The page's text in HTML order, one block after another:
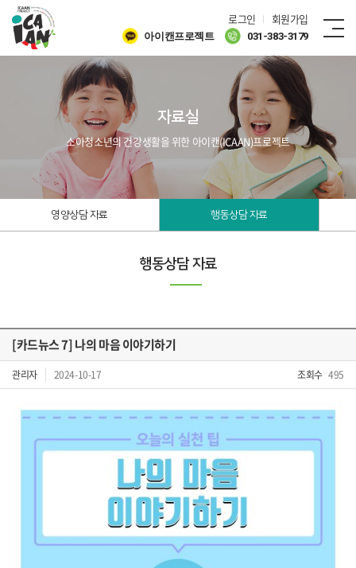
로그인 회원가입
아이캔프로젝트 031-383-3179
자료실
소아청소년의 건강생활을 위한 아이캔(ICAAN)프로젝트
영양상담 자료 행동상담 자료
행동상담 자료
[카드뉴스 7] 나의 마음 이야기하기
관리자 2024-10-17 조회수 495